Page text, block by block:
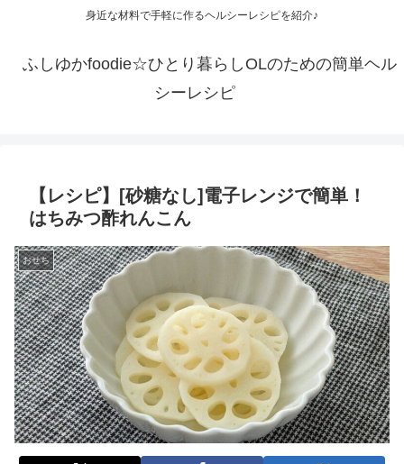
身近な材料で手軽に作るヘルシーレシピを紹介♪
ふしゆかfoodie☆ひとり暮らしOLのための簡単ヘル
シーレシピ
【レシピ】[砂糖なし]電子レンジで簡単！
はちみつ酢れんこん
おせち